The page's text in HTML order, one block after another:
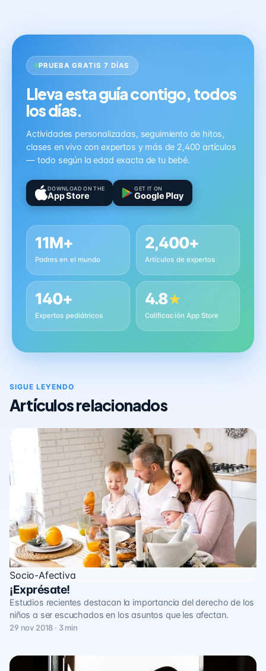
PRUEBA GRATIS 7 DÍAS
Lleva esta guía contigo, todos
los días.
Actividades personalizadas, seguimiento de hitos,
clases en vivo con expertos y más de 2,400 artículos
— todo según la edad exacta de tu bebé.
DOWNLOAD ON THE
App Store
GET IT ON
Google Play
11M+
Padres en el mundo
2,400+
Artículos de expertos
140+
Expertos pediátricos
4.8★
Calificación App Store
SIGUE LEYENDO
Artículos relacionados
Socio-Afectiva
¡Exprésate!
Estudios recientes destacan la importancia del derecho de los
niños a ser escuchados en los asuntos que les afectan.
29 nov 2018 · 3 min